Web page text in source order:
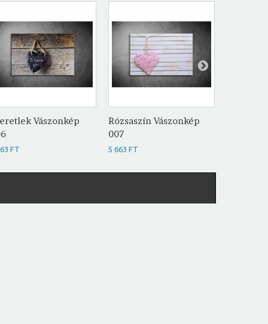
Vászonkép
FT
Rózsaszín Vászonkép
007
5 663 FT